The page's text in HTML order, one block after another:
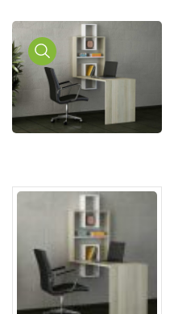
Media
Gallery